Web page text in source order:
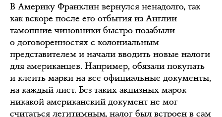
В Америку Франклин вернулся ненадолго, так
как вскоре после его отбытия из Англии
тамошние чиновники быстро позабыли
о договоренностях с колониальным
представителем и начали вводить новые налоги
для американцев. Например, обязали покупать
и клеить марки на все официальные документы,
на каждый лист. Без таких акцизных марок
никакой американский документ не мог
считаться легитимным, налог был встроен в сам